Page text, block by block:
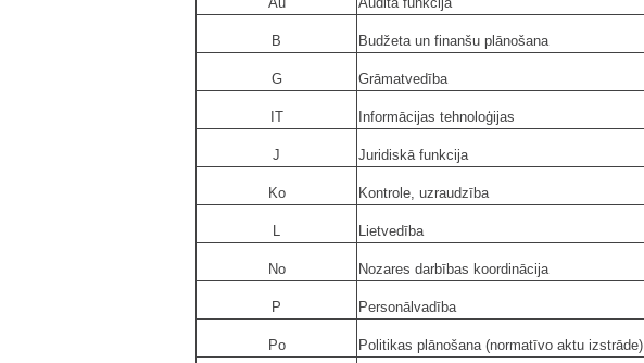
B Budžeta un finanšu plānošana
G Grāmatvedība
IT Informācijas tehnoloģijas
J Juridiskā funkcija
Ko Kontrole, uzraudzība
L Lietvedība
No Nozares darbības koordinācija
P Personālvadība
Po Politikas plānošana (normatīvo aktu izstrāde)